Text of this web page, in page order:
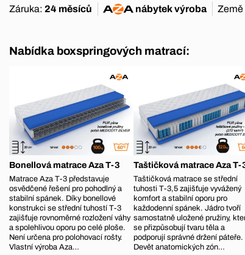
Záruka: 24 měsíců nábytekvýroba Země
Nabídka boxspringových matrací:
Bonellová matrace Aza T-3
Matrace Aza T-3 představuje
osvědčené řešení pro pohodlný a
stabilní spánek. Díky bonellové
konstrukci se střední tuhostí T-3
zajišťuje rovnoměrné rozložení váhy
a spolehlivou oporu po celé ploše.
Není určena pro polohovací rošty.
Vlastní výroba Aza…
Taštičková matrace Aza T-
Taštičková matrace se střední
tuhosti T-3,5 zajišťuje vyvážený
komfort a stabilní oporu pro
každodenní spánek. Jádro tvoří
samostatně uložené pružiny,
se přizpůsobují tvaru těla a
podporují správné držení páteře.
Devět anatomických zón…